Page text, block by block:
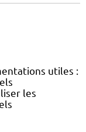
utiles :
les